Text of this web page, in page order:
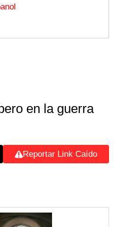
en la guerra
Reportar Link Caído